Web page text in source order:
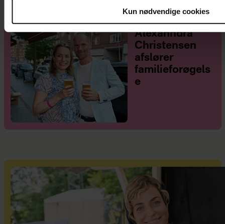
Kun nødvendige cookies
Alexanndra
Christensen
afslører
familieforøgels
e